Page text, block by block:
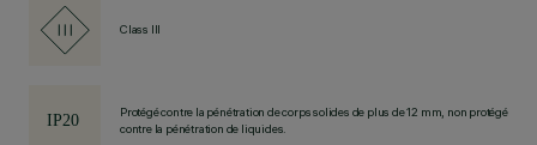
Class III
Protégé contre la pénétration de corps solides de plus de 12 mm, non protégé
contre la pénétration de liquides.